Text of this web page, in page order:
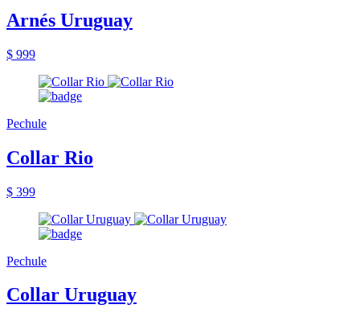
Arnés Uruguay
$ 999
Pechule
Collar Rio
$ 399
Pechule
Collar Uruguay